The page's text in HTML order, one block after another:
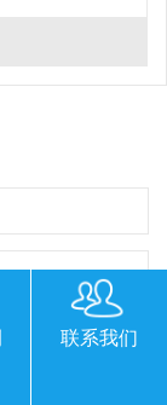
联系我们